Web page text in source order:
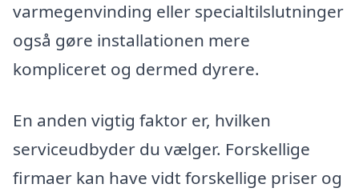
varmegenvinding eller specialtilslutninger
også gøre installationen mere
kompliceret og dermed dyrere.
En anden vigtig faktor er, hvilken
serviceudbyder du vælger. Forskellige
firmaer kan have vidt forskellige priser og